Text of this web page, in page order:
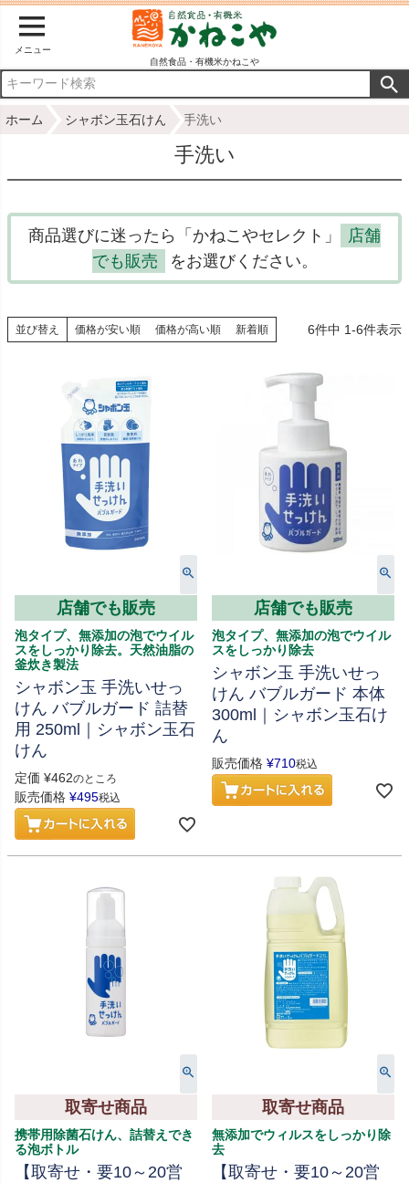
メニュー
自然食品・有機米かねこや
ホーム シャボン玉石けん 手洗い
手洗い
商品選びに迷ったら「かねこやセレクト」
店舗
でも販売
をお選びください。
並び替え 価格が安い順 価格が高い順 新着順 6件中 1-6件表示
店舗でも販売
泡タイプ、無添加の泡でウイル
スをしっかり除去。天然油脂の
釜炊き製法
シャボン玉 手洗いせっ
けん バブルガード 詰替
用 250ml｜シャボン玉石
けん
定価 ¥462のところ
販売価格 ¥495税込
店舗でも販売
泡タイプ、無添加の泡でウイル
スをしっかり除去
シャボン玉 手洗いせっ
けん バブルガード 本体
300ml｜シャボン玉石け
ん
販売価格 ¥710税込
取寄せ商品
携帯用除菌石けん、詰替えでき
る泡ボトル
【取寄せ・要10～20営
取寄せ商品
無添加でウィルスをしっかり除
去
【取寄せ・要10～20営